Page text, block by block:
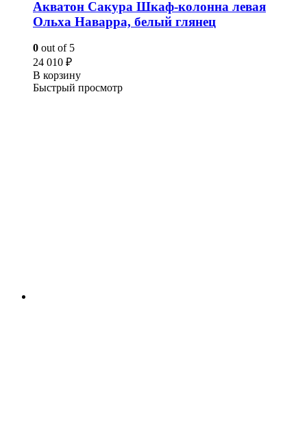
Акватон Сакура Шкаф-колонна левая
Ольха Наварра, белый глянец
0 out of 5
24 010 ₽
В корзину
Быстрый просмотр